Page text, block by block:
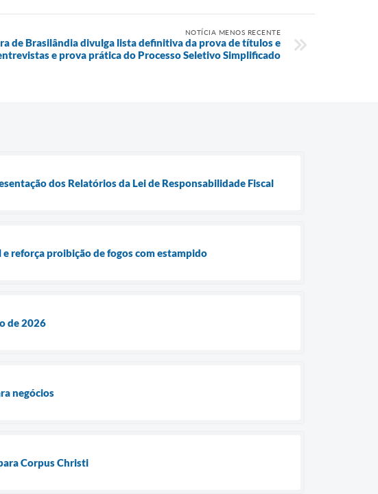
NOTÍCIA MENOS RECENTE
de Brasilândia divulga lista definitiva da prova de títulos e
e prova prática do Processo Seletivo Simplificado
dos Relatórios da Lei de Responsabilidade Fiscal
reforça proibição de fogos com estampido
de 2026
negócios
Corpus Christi